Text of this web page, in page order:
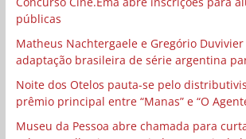
públicas
Matheus Nachtergaele e Gregório
adaptação brasileira de série argentina
Noite dos Otelos pauta-se pelo
prêmio principal entre “Manas” e “O
Museu da Pessoa abre chamada para